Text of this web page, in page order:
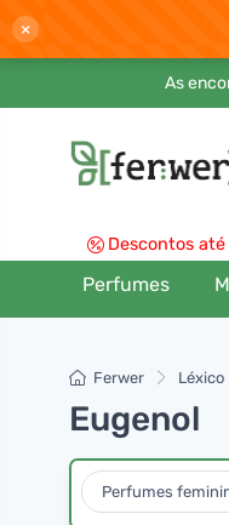
×
As
Descontos
Perfumes
Ferwer Léxico
Eugenol
Perfumes